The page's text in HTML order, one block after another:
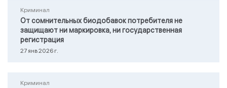
Криминал
От сомнительных биодобавок потребителя не
защищают ни маркировка, ни государственная
регистрация
27 янв 2026 г.
Криминал